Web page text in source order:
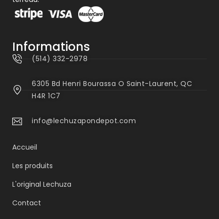
Informations
(514) 332-2978
6305 Bd Henri Bourassa O Saint-Laurent, QC
H4R 1C7
info@lechuzapondepot.com
Accueil
Les produits
L'original Lechuza
Contact